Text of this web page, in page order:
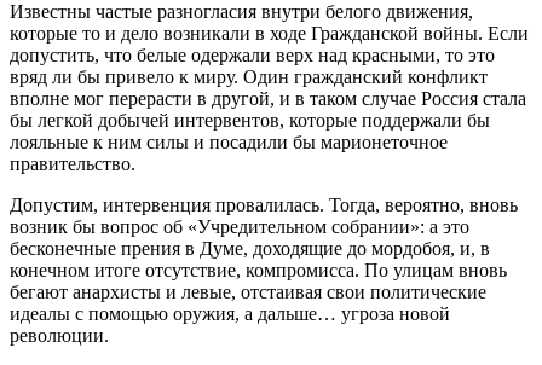
Известны частые разногласия внутри белого движения,
которые то и дело возникали в ходе Гражданской войны. Если
допустить, что белые одержали верх над красными, то это
вряд ли бы привело к миру. Один гражданский конфликт
вполне мог перерасти в другой, и в таком случае Россия стала
бы легкой добычей интервентов, которые поддержали бы
лояльные к ним силы и посадили бы марионеточное
правительство.
Допустим, интервенция провалилась. Тогда, вероятно, вновь
возник бы вопрос об «Учредительном собрании»: а это
бесконечные прения в Думе, доходящие до мордобоя, и, в
конечном итоге отсутствие, компромисса. По улицам вновь
бегают анархисты и левые, отстаивая свои политические
идеалы с помощью оружия, а дальше… угроза новой
революции.